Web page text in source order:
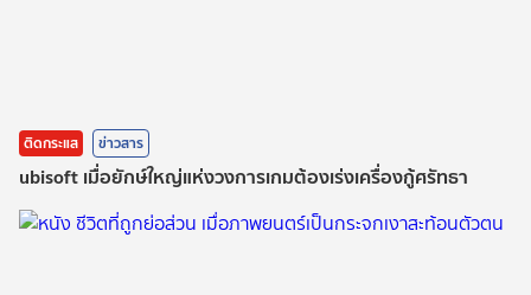
ติดกระแส ข่าวสาร
ubisoft เมื่อยักษ์ใหญ่แห่งวงการเกมต้องเร่งเครื่องกู้ศรัทธา